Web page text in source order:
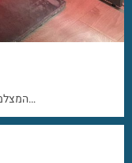
המצלמה במחשב היא חלק חשוב מאוד במקבוק ומוטב…